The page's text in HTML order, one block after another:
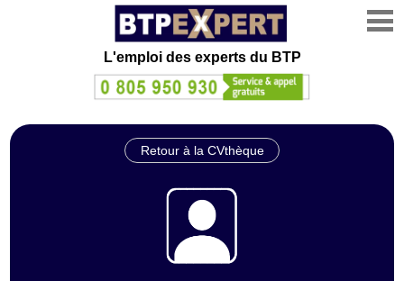
L'emploi des experts du BTP
Retour à la CVthèque